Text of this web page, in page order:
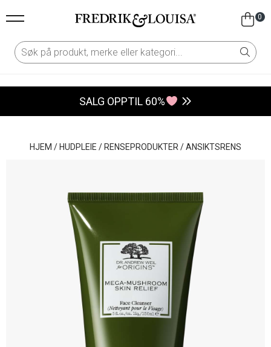
0
SALG OPPTIL 60%
HJEM / HUDPLEIE / RENSEPRODUKTER /ANSIKTSRENS